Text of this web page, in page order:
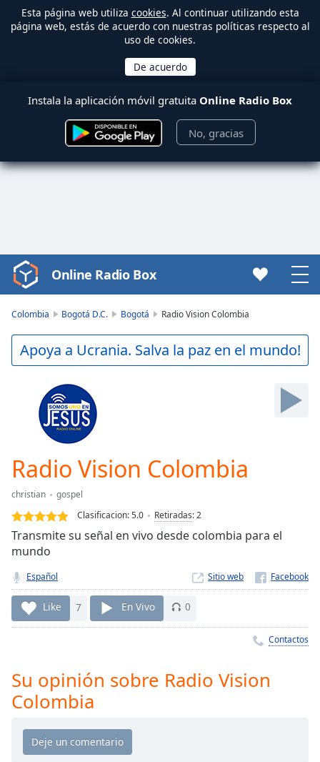
Esta página web utiliza cookies. Al continuar utilizando esta
página web, estás de acuerdo con nuestras políticas respecto al
uso de cookies.
Instala la aplicación móvil gratuita Online Radio Box
No, gracias
Video
Player
Play
Video
Backward
Current
Time0:00
-:-
Loaded:
0.00%
Stream
Seek to
live,
currently
behind
liveLIVE
Rate
Online Radio Box
Colombia Bogotá D.C. Bogotá Radio Vision Colombia
Apoya a Ucrania. Salva la paz en el mundo!
Radio Vision Colombia
christian
gospel
Clasificacion:5.0 Retiradas:2
Transmite su señal en vivo desde colombia para el
mundo
Español Sitio web
Like 7 En Vivo 0
Contactos
Su opinión sobre Radio Vision
Colombia